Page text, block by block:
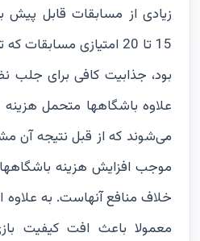
زیادی از مسابقات قابل پیش
15 تا 20 امتیازی
بود، جذابیت کافی برای جلب
علاوه باشگاهها متحمل
می‌شوند که از قبل نتیجه
موجب افزایش هزینه
خلاف منافع آنهاست. به
معمولا باعث افت کیفیت